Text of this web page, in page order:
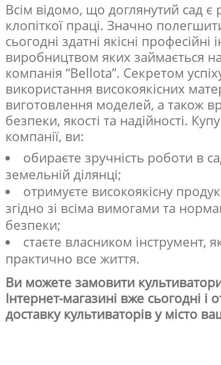
Всім відомо, що доглянутий сад є
клопіткої праці. Значно
сьогодні здатні якісні професійні
виробництвом яких займається
компанія “Bellota”. Секретом успіху
використання високоякісних
виготовлення моделей, а також
безпеки, якості та надійності.
компанії, ви:
обираєте зручність роботи в
земельній ділянці;
отримуєте високоякісну
згідно зі всіма вимогами та
безпеки;
стаєте власником інструмент,
практично все життя.
Ви можете замовити
Інтернет-магазині вже сьогодні
доставку культиваторів у місто